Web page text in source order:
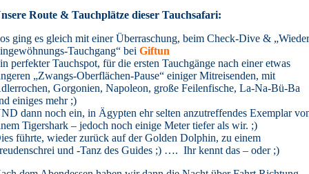
Route &Tauchplätze dieser Tauchsafari:
ging es gleich mit einer Überraschung, beim Check-Dive &
Tauchgang“ beiGiftun
perfekter Tauchspot, für die ersten Tauchgänge nach einer etwas
„Zwangs-Oberflächen-Pause“ einiger Mitreisenden, mit
Gorgonien, Napoleon, große Feilenfische, La-Na-Bü-Ba
einiges mehr ;)
dann noch ein, in Ägypten ehr selten anzutreffendes Exemplar
Tigershark – jedoch noch einige Meter tiefer als wir. ;)
führte, wieder zurück auf der Golden Dolphin, zu einem
und -Tanz des Guides ;) …. Ihr kennt das – oder ;)